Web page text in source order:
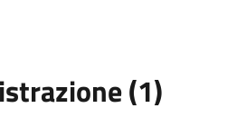
(1)